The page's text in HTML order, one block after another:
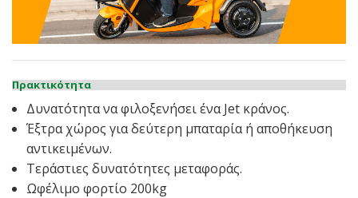
Επικοινωνία
Πρακτικότητα
Δυνατότητα να φιλοξενήσει ένα Jet κράνος.
Έξτρα χώρος για δεύτερη μπαταρία ή αποθήκευση
αντικειμένων.
Τεράστιες δυνατότητες μεταφοράς.
Ωφέλιμο φορτίο 200kg